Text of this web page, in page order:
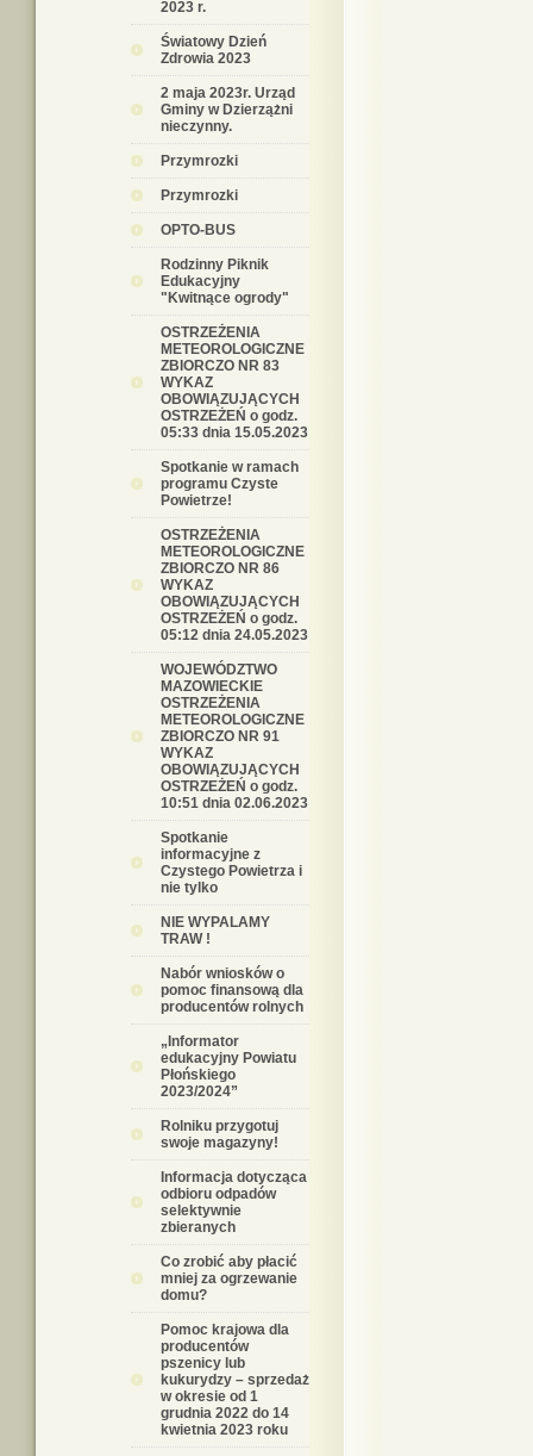
2023 r.
Światowy Dzień
Zdrowia 2023
2 maja 2023r. Urząd
Gminy w Dzierzążni
nieczynny.
Przymrozki
Przymrozki
OPTO-BUS
Rodzinny Piknik
Edukacyjny
"Kwitnące ogrody"
OSTRZEŻENIA
METEOROLOGICZNE
ZBIORCZO NR 83
WYKAZ
OBOWIĄZUJĄCYCH
OSTRZEŻEŃ o godz.
05:33 dnia 15.05.2023
Spotkanie w ramach
programu Czyste
Powietrze!
OSTRZEŻENIA
METEOROLOGICZNE
ZBIORCZO NR 86
WYKAZ
OBOWIĄZUJĄCYCH
OSTRZEŻEŃ o godz.
05:12 dnia 24.05.2023
WOJEWÓDZTWO
MAZOWIECKIE
OSTRZEŻENIA
METEOROLOGICZNE
ZBIORCZO NR 91
WYKAZ
OBOWIĄZUJĄCYCH
OSTRZEŻEŃ o godz.
10:51 dnia 02.06.2023
Spotkanie
informacyjne z
Czystego Powietrza i
nie tylko
NIE WYPALAMY
TRAW !
Nabór wniosków o
pomoc finansową dla
producentów rolnych
„Informator
edukacyjny Powiatu
Płońskiego
2023/2024”
Rolniku przygotuj
swoje magazyny!
Informacja dotycząca
odbioru odpadów
selektywnie
zbieranych
Co zrobić aby płacić
mniej za ogrzewanie
domu?
Pomoc krajowa dla
producentów
pszenicy lub
kukurydzy – sprzedaż
w okresie od 1
grudnia 2022 do 14
kwietnia 2023 roku